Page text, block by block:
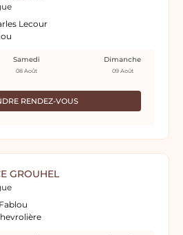
Lecour
RENDEZ-VOUS
Samedi
08 Août
Dimanche
09 Août
GROUHEL